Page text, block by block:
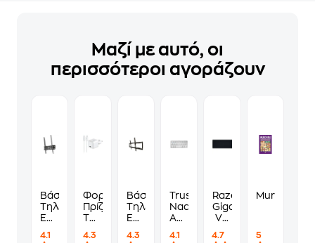
Μαζί με αυτό, οι
περισσότεροι αγοράζουν
Βάση
Τηλεόρασης
Επιτοίχια
220810
4.1
Φορτιστής
Πρίζας
Tune
C
4.3
Βάση
Τηλεόρασης
Επιτοίχια
For
4.3
Trust
Nado
Ασύρματο
Πληκτρολόγιο
4.1
Razer
Gigantus
V2
Mouse
4.7
Murdoku
5